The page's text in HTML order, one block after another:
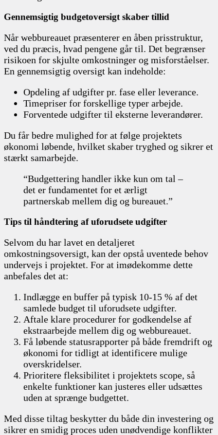
Gennemsigtig budgetoversigt skaber tillid
Når webbureauet præsenterer en åben prisstruktur,
ved du præcis, hvad pengene går til. Det begrænser
risikoen for skjulte omkostninger og misforståelser.
En gennemsigtig oversigt kan indeholde:
Opdeling af udgifter pr. fase eller leverance.
Timepriser for forskellige typer arbejde.
Forventede udgifter til eksterne leverandører.
Du får bedre mulighed for at følge projektets
økonomi løbende, hvilket skaber tryghed og sikrer et
stærkt samarbejde.
“Budgettering handler ikke kun om tal –
det er fundamentet for et ærligt
partnerskab mellem dig og bureauet.”
Tips til håndtering af uforudsete udgifter
Selvom du har lavet en detaljeret
omkostningsoversigt, kan der opstå uventede behov
undervejs i projektet. For at imødekomme dette
anbefales det at:
Indlægge en buffer på typisk 10-15 % af det
samlede budget til uforudsete udgifter.
Aftale klare procedurer for godkendelse af
ekstraarbejde mellem dig og webbureauet.
Få løbende statusrapporter på både fremdrift og
økonomi for tidligt at identificere mulige
overskridelser.
Prioritere fleksibilitet i projektets scope, så
enkelte funktioner kan justeres eller udsættes
uden at sprænge budgettet.
Med disse tiltag beskytter du både din investering og
sikrer en smidig proces uden unødvendige konflikter